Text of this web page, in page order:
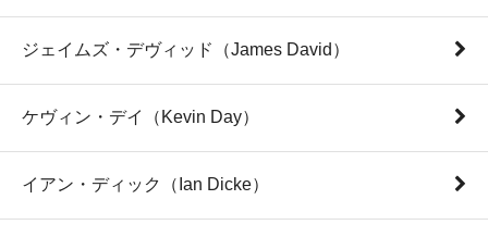
ジェイムズ・デヴィッド（James David）
ケヴィン・デイ（Kevin Day）
イアン・ディック（Ian Dicke）